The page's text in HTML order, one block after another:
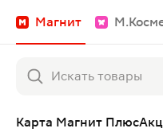
Магнит
Карта Магнит Плюс